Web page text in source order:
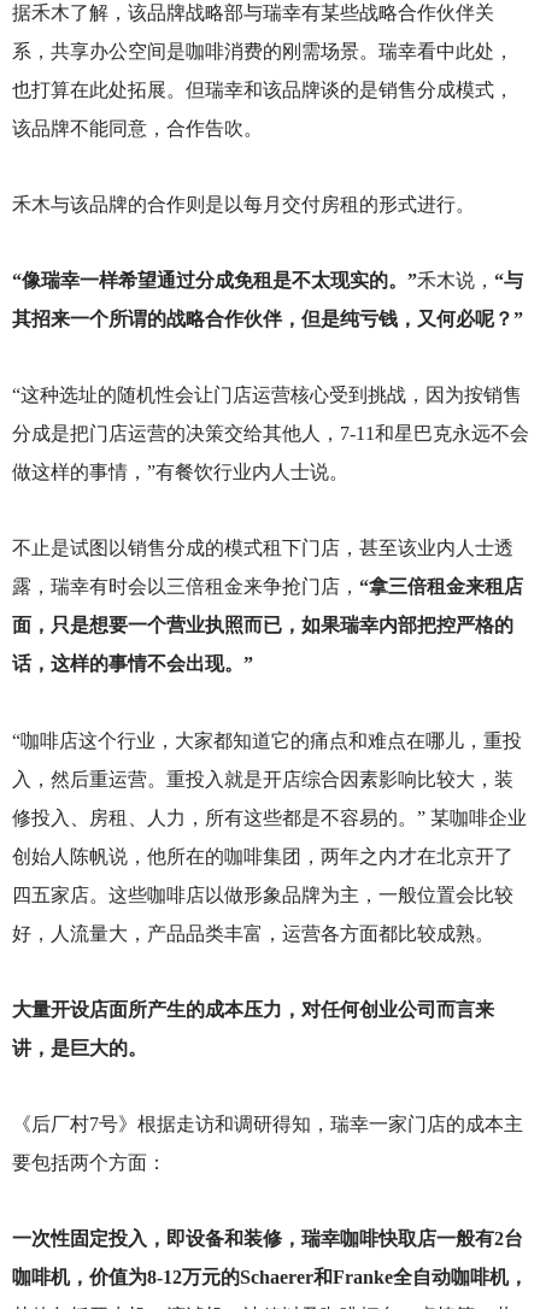
据禾木了解，该品牌战略部与瑞幸有某些战略合作伙伴关
系，共享办公空间是咖啡消费的刚需场景。瑞幸看中此处，
也打算在此处拓展。但瑞幸和该品牌谈的是销售分成模式，
该品牌不能同意，合作告吹。
禾木与该品牌的合作则是以每月交付房租的形式进行。
“像瑞幸一样希望通过分成免租是不太现实的。”禾木说， “与
其招来一个所谓的战略合作伙伴，但是纯亏钱，又何必呢？”
“这种选址的随机性会让门店运营核心受到挑战，因为按销售
分成是把门店运营的决策交给其他人，7-11和星巴克永远不会
做这样的事情，”有餐饮行业内人士说。
不止是试图以销售分成的模式租下门店，甚至该业内人士透
露，瑞幸有时会以三倍租金来争抢门店， “拿三倍租金来租店
面，只是想要一个营业执照而已，如果瑞幸内部把控严格的
话，这样的事情不会出现。”
“咖啡店这个行业，大家都知道它的痛点和难点在哪儿，重投
入，然后重运营。重投入就是开店综合因素影响比较大，装
修投入、房租、人力，所有这些都是不容易的。” 某咖啡企业
创始人陈帆说，他所在的咖啡集团，两年之内才在北京开了
四五家店。这些咖啡店以做形象品牌为主，一般位置会比较
好，人流量大，产品品类丰富，运营各方面都比较成熟。
大量开设店面所产生的成本压力，对任何创业公司而言来
讲，是巨大的。
《后厂村7号》根据走访和调研得知，瑞幸一家门店的成本主
要包括两个方面：
一次性固定投入，即设备和装修，瑞幸咖啡快取店一般有2台
咖啡机，价值为8-12万元的Schaerer和Franke全自动咖啡机，